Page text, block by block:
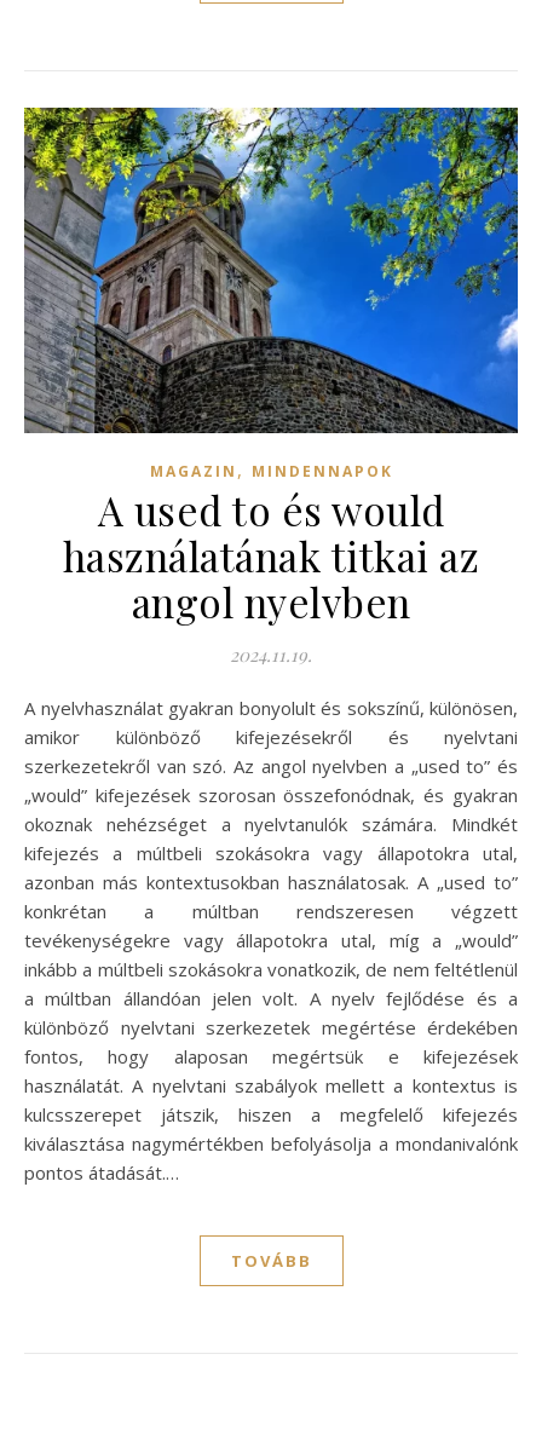
MAGAZIN , MINDENNAPOK
A used to és would
használatának titkai az
angol nyelvben
2024.11.19.
A nyelvhasználat gyakran bonyolult és sokszínű, különösen,
amikor különböző kifejezésekről és nyelvtani
szerkezetekről van szó. Az angol nyelvben a „used to” és
„would” kifejezések szorosan összefonódnak, és gyakran
okoznak nehézséget a nyelvtanulók számára. Mindkét
kifejezés a múltbeli szokásokra vagy állapotokra utal,
azonban más kontextusokban használatosak. A „used to”
konkrétan a múltban rendszeresen végzett
tevékenységekre vagy állapotokra utal, míg a „would”
inkább a múltbeli szokásokra vonatkozik, de nem feltétlenül
a múltban állandóan jelen volt. A nyelv fejlődése és a
különböző nyelvtani szerkezetek megértése érdekében
fontos, hogy alaposan megértsük e kifejezések
használatát. A nyelvtani szabályok mellett a kontextus is
kulcsszerepet játszik, hiszen a megfelelő kifejezés
kiválasztása nagymértékben befolyásolja a mondanivalónk
pontos átadását.…
TOVÁBB